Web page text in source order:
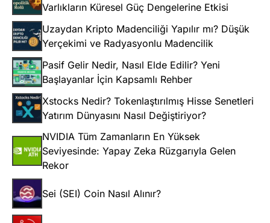
Varlıkların Küresel Güç Dengelerine Etkisi
Uzaydan Kripto Madenciliği Yapılır mı? Düşük
Yerçekimi ve Radyasyonlu Madencilik
Pasif Gelir Nedir, Nasıl Elde Edilir? Yeni
Başlayanlar İçin Kapsamlı Rehber
Xstocks Nedir? Tokenlaştırılmış Hisse Senetleri
Yatırım Dünyasını Nasıl Değiştiriyor?
NVIDIA Tüm Zamanların En Yüksek
Seviyesinde: Yapay Zeka Rüzgarıyla Gelen
Rekor
Sei (SEI) Coin Nasıl Alınır?